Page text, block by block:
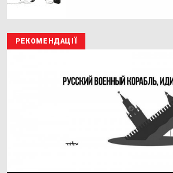
РЕКОМЕНДАЦІЇ